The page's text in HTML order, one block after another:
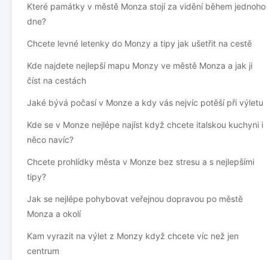
Které památky v městě Monza stojí za vidění během jednoho
dne?
Chcete levné letenky do Monzy a tipy jak ušetřit na cestě
Kde najdete nejlepší mapu Monzy ve městě Monza a jak ji
číst na cestách
Jaké bývá počasí v Monze a kdy vás nejvíc potěší při výletu
Kde se v Monze nejlépe najíst když chcete italskou kuchyni i
něco navíc?
Chcete prohlídky města v Monze bez stresu a s nejlepšími
tipy?
Jak se nejlépe pohybovat veřejnou dopravou po městě
Monza a okolí
Kam vyrazit na výlet z Monzy když chcete víc než jen
centrum